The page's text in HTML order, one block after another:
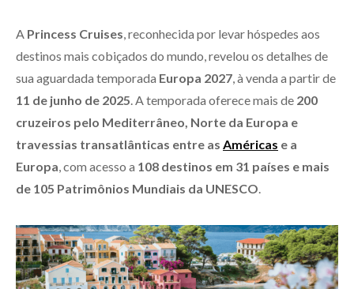
A Princess Cruises , reconhecida por levar hóspedes aos
destinos mais cobiçados do mundo, revelou os detalhes de
sua aguardada temporada Europa 2027 , à venda a partir de
11 de junho de 2025 . A temporada oferece mais de 200
cruzeiros pelo Mediterrâneo, Norte da Europa e
travessias transatlânticas entre as Américas e a
Europa , com acesso a 108 destinos em 31 países e mais
de 105 Patrimônios Mundiais da UNESCO